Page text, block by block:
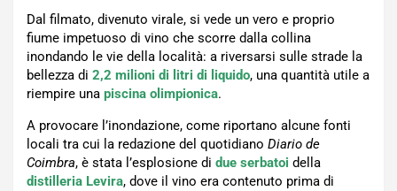
Dal filmato, divenuto virale, si vede un vero e proprio
fiume impetuoso di vino che scorre dalla collina
inondando le vie della località: a riversarsi sulle strade la
bellezza di 2,2 milioni di litri di liquido, una quantità utile a
riempire una piscina olimpionica.
A provocare l’inondazione, come riportano alcune fonti
locali tra cui la redazione del quotidiano Diario de
Coimbra, è stata l’esplosione di due serbatoi della
distilleria Levira, dove il vino era contenuto prima di